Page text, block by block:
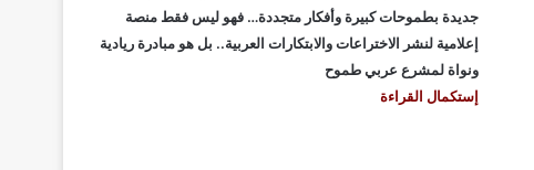
جديدة بطموحات كبيرة وأفكار متجددة… فهو ليس فقط منصة
إعلامية لنشر الاختراعات والابتكارات العربية.. بل هو مبادرة ريادية
ونواة لمشرع عربي طموح
إستكمال القراءة